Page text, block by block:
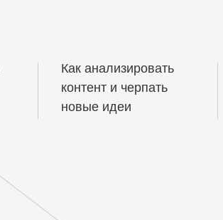
Как анализировать
контент и черпать
новые идеи